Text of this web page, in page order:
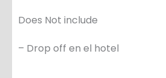
Does Not include
– Drop off en el hotel